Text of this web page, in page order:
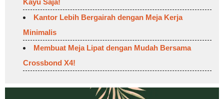
Kayu Saja!
Kantor Lebih Bergairah dengan Meja Kerja
Minimalis
Membuat Meja Lipat dengan Mudah Bersama
Crossbond X4!